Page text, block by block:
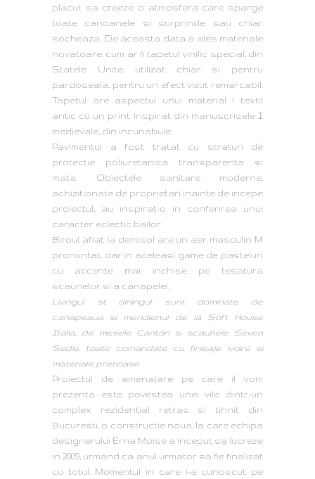
placut sa creeze o atmosfera care sparge
toate canoanele si surprinde sau chiar
socheaza. De aceasta data a ales materiale
novatoare, cum ar fi tapetul vinilic special, din
Statele Unite, utilizat chiar si pentru
pardoseala, pentru un efect vizut remarcabil.
Tapetul are aspectul unui material ! textil
antic cu un print inspirat din manuscrisele I
medievale, din incunabule.
Pavimentul a fost tratat cu straturi de
protectie poliuretanica transparenta si
mata. Obiectele sanitare moderne,
achizitionate de proprietari inainte de incepe
proiectul, au inspirat-o in conferirea unui
caracter eclectic bailor.
Biroul aflat la demisol are un aer masculin M
pronuntat, dar in aceleasi game de pasteluri
cu accente mai inchise pe tesatura
scaunelor si a canapelei.
Livingul st diningul sunt dominate de
canapeaua si meridienul de la Soft House
Italia, de mesele Canton si scaunele Seven
Sedie, toate comandate cu finisaje ivoire si
materiale pretioase.
Proiectul de amenajare pe care il vom
prezenta este povestea unei vile dintr-un
complex rezidential retras si tihnit din
Bucuresti, o constructie noua, la care echipa
designerului Erna Moise a inceput sa lucreze
in 2009, urmand ca anul urmator sa fie finalizat
cu totul. Momentul in care i-a cunoscut pe